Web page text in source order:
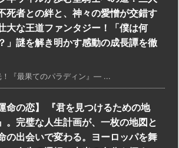
死者との絆と、神々の愛憎が交錯す
大な王道ファンタジー！「僕は何
」謎を解き明かす感動の成長譚を徹
！『最果てのパラディン』— ...
運命の恋】 『君を見つけるための地
。完璧な人生計画が、一枚の地図と
の出会いで変わる。ヨーロッパを舞